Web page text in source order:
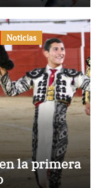
Noticias
la primera